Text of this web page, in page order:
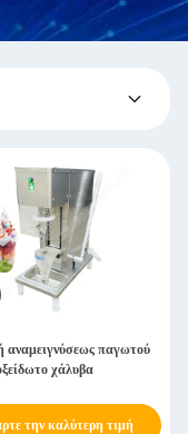
παγωτού
χάλυβα
την καλύτερη τιμή